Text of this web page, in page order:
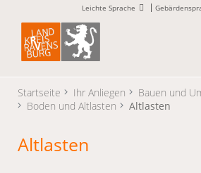
Leichte Sprache
Startseite Ihr Anliegen
Bauen und
Boden und Altlasten
Altlasten
Altlasten